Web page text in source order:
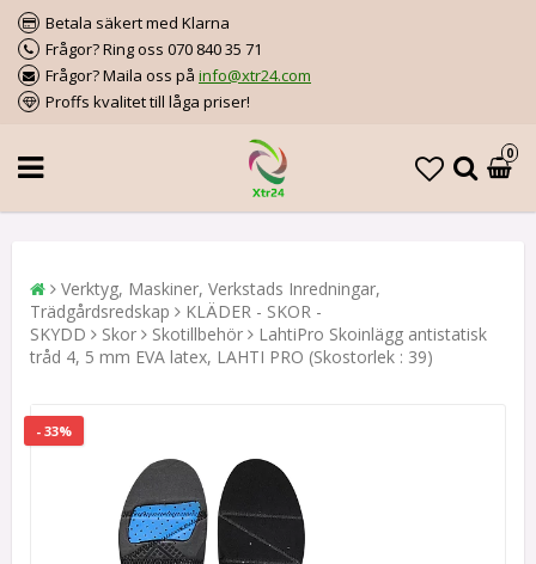
Betala säkert med Klarna
Frågor? Ring oss 070 840 35 71
Frågor? Maila oss på info@xtr24.com
Proffs kvalitet till låga priser!
0
Verktyg, Maskiner, Verkstads Inredningar,
Trädgårdsredskap
KLÄDER - SKOR -
SKYDD
Skor Skotillbehör
LahtiPro Skoinlägg antistatisk
tråd 4, 5 mm EVA latex, LAHTI PRO (Skostorlek : 39)
- 33%